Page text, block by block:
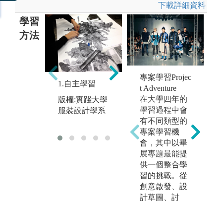
下載詳細資料
學習
方法
1.自主學習
版權:實踐大學
服裝設計學系
2.實務操作
版權:實踐大學
服裝設計學系
專案學習Projec
t Adventure
在大學四年的
學習過程中會
有不同類型的
專案學習機
會，其中以畢
展專題最能提
供一個整合學
習的挑戰。從
創意啟發、設
計草圖、討